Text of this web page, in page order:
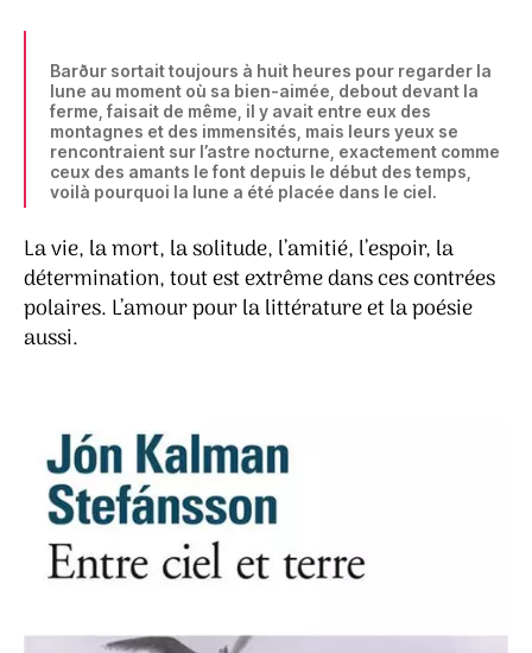
Barður sortait toujours à huit heures pour regarder la
lune au moment où sa bien-aimée, debout devant la
ferme, faisait de même, il y avait entre eux des
montagnes et des immensités, mais leurs yeux se
rencontraient sur l’astre nocturne, exactement comme
ceux des amants le font depuis le début des temps,
voilà pourquoi la lune a été placée dans le ciel.
La vie, la mort, la solitude, l’amitié, l’espoir, la
détermination, tout est extrême dans ces contrées
polaires. L’amour pour la littérature et la poésie
aussi.